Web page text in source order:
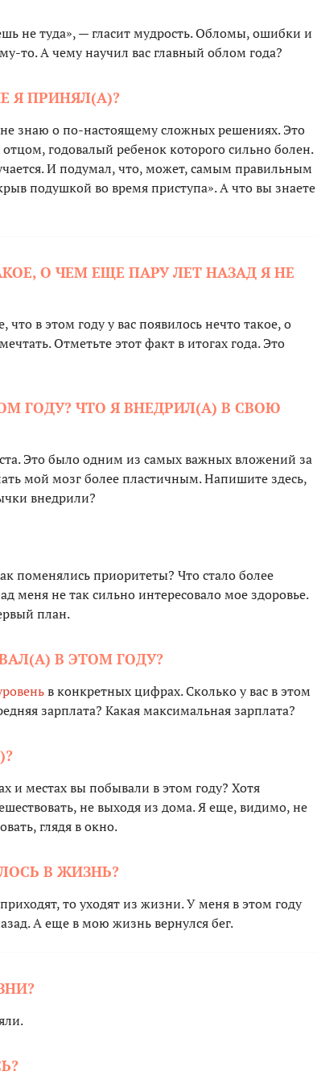
не туда», — гласит мудрость. Обломы, ошибки и
то. А чему научил вас главный облом года?
Я ПРИНЯЛ(А)?
знаю о по-настоящему сложных решениях. Это
годовалый ребенок которого сильно болен.
И подумал, что, может, самым правильным
подушкой во время приступа». А что вы знаете
О ЧЕМ ЕЩЕ ПАРУ ЛЕТ НАЗАД Я НЕ
в этом году у вас появилось нечто такое, о
Отметьте этот факт в итогах года. Это
ГОДУ? ЧТО Я ВНЕДРИЛ(А) В СВОЮ
Это было одним из самых важных вложений за
мой мозг более пластичным. Напишите здесь,
внедрили?
поменялись приоритеты? Что стало более
меня не так сильно интересовало мое здоровье.
план.
В ЭТОМ ГОДУ?
в конкретных цифрах. Сколько у вас в этом
зарплата? Какая максимальная зарплата?
и местах вы побывали в этом году? Хотя
не выходя из дома. Я еще, видимо, не
глядя в окно.
В ЖИЗНЬ?
то уходят из жизни. У меня в этом году
А еще в мою жизнь вернулся бег.